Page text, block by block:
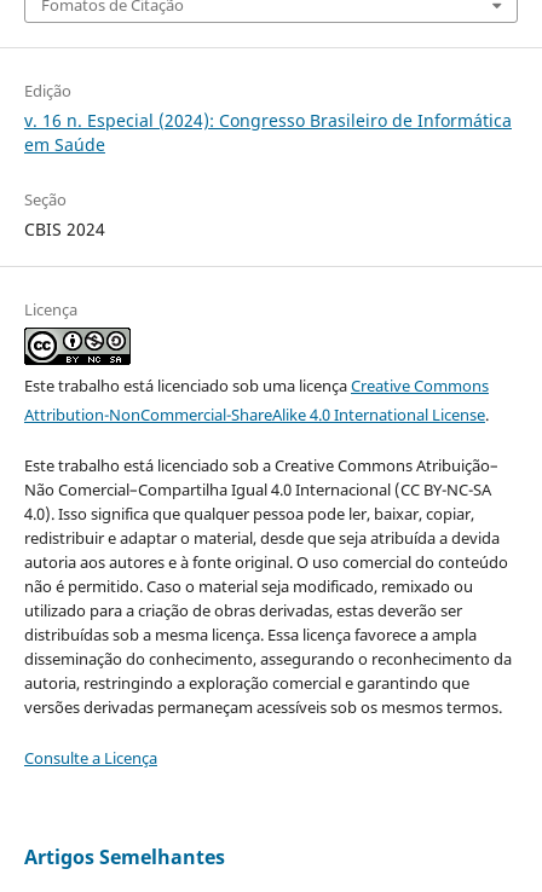
Fomatos de Citação
Edição
v. 16 n. Especial (2024): Congresso Brasileiro de Informática
em Saúde
Seção
CBIS 2024
Licença
Este trabalho está licenciado sob uma licençaCreative Commons
Attribution-NonCommercial-ShareAlike 4.0 International License.
Este trabalho está licenciado sob a Creative Commons Atribuição–
Não Comercial–Compartilha Igual 4.0 Internacional (CC BY-NC-SA
4.0). Isso significa que qualquer pessoa pode ler, baixar, copiar,
redistribuir e adaptar o material, desde que seja atribuída a devida
autoria aos autores e à fonte original. O uso comercial do conteúdo
não é permitido. Caso o material seja modificado, remixado ou
utilizado para a criação de obras derivadas, estas deverão ser
distribuídas sob a mesma licença. Essa licença favorece a ampla
disseminação do conhecimento, assegurando o reconhecimento da
autoria, restringindo a exploração comercial e garantindo que
versões derivadas permaneçam acessíveis sob os mesmos termos.
Consulte a Licença
Artigos Semelhantes